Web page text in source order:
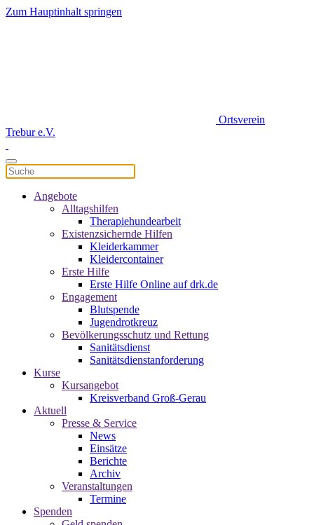
Zum Hauptinhalt springen
Ortsverein
Trebur e.V.
Angebote
Alltagshilfen
Therapiehundearbeit
Existenzsichernde Hilfen
Kleiderkammer
Kleidercontainer
Erste Hilfe
Erste Hilfe Online auf drk.de
Engagement
Blutspende
Jugendrotkreuz
Bevölkerungsschutz und Rettung
Sanitätsdienst
Sanitätsdienstanforderung
Kurse
Kursangebot
Kreisverband Groß-Gerau
Aktuell
Presse & Service
News
Einsätze
Berichte
Archiv
Veranstaltungen
Termine
Spenden